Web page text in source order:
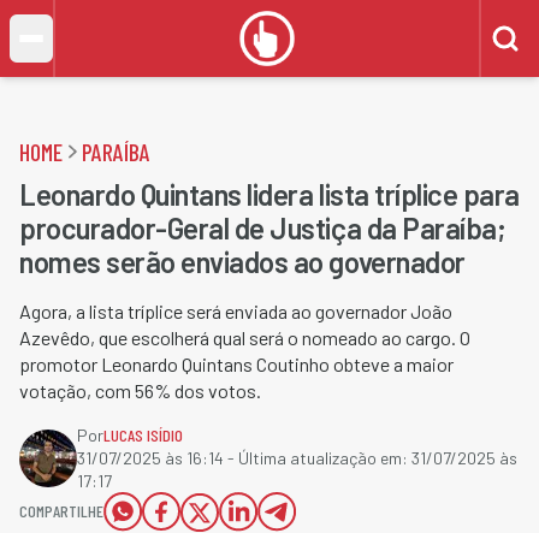
HOME PARAÍBA
Leonardo Quintans lidera lista tríplice para
procurador-Geral de Justiça da Paraíba;
nomes serão enviados ao governador
Agora, a lista tríplice será enviada ao governador João
Azevêdo, que escolherá qual será o nomeado ao cargo. O
promotor Leonardo Quintans Coutinho obteve a maior
votação, com 56% dos votos.
PorLUCAS ISÍDIO
31/07/2025 às 16:14 - Última atualização em: 31/07/2025 às
17:17
COMPARTILHE